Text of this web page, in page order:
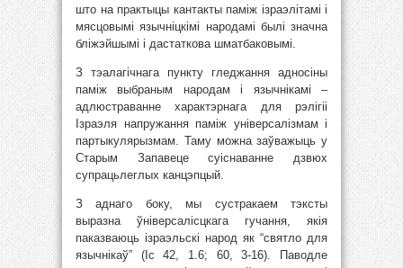
што на практыцы кантакты паміж ізраэлітамі і
мясцовымі язычніцкімі народамі былі значна
бліжэйшымі і дастаткова шматбаковымі.
З тэалагічнага пункту гледжання адносіны
паміж выбраным народам і язычнікамі –
адлюстраванне характэрнага для рэлігіі
Ізраэля напружання паміж універсалізмам і
партыкулярызмам. Таму можна заўважыць у
Старым Запавеце суіснаванне дзвюх
супрацьлеглых канцэпцый.
З аднаго боку, мы сустракаем тэксты
выразна ўніверсалісцкага гучання, якія
паказваюць ізраэльскі народ як “святло для
язычнікаў” (Іс 42, 1.6; 60, 3-16). Паводле